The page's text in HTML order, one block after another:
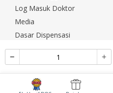
Log Masuk Doktor
Media
Dasar Dispensasi
Kerjaya
Rakan Kongsi Korporat
Polisi Pemulangan